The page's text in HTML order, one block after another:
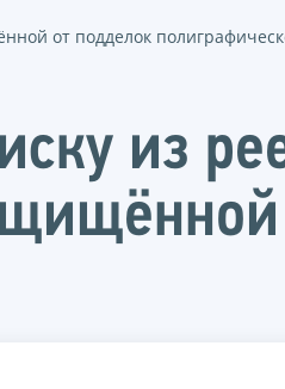
от подделок
из